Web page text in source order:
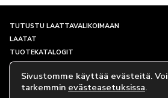
TUTUSTU LAATTAVALIKOIMAAN
LAATAT
TUOTEKATALOGIT
SHOWROOM JA YHTEYSTIEDOT
TARINAMME
EVÄSTEKÄYTÄNTÖ
Sivustomme käyttää evästeitä.
tarkemmin evästeasetuksissa.